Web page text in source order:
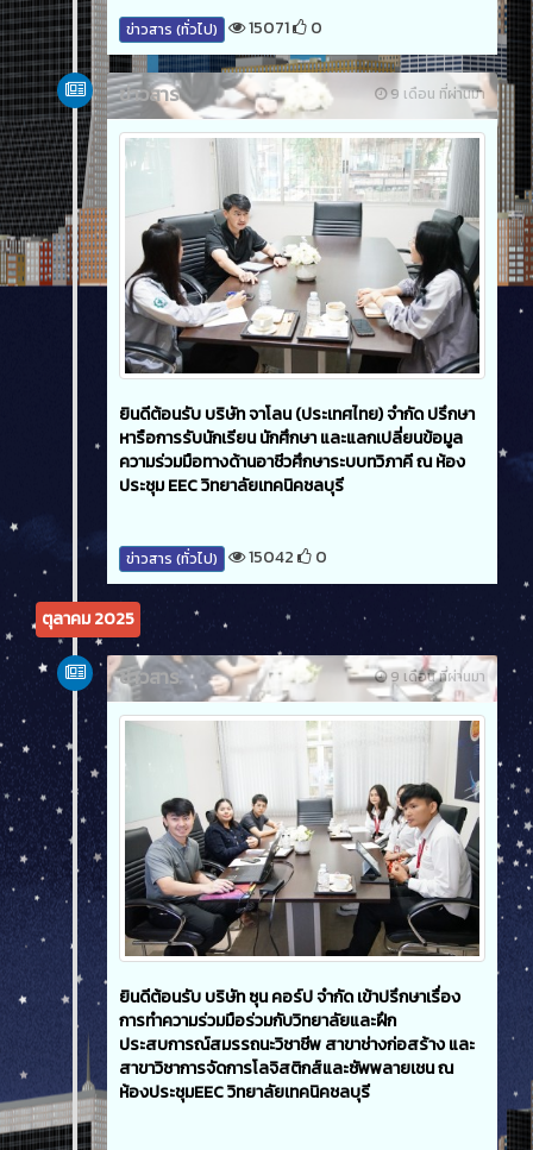
ข่าวสาร (ทั่วไป) 15071 0
9 เดือน ที่ผ่านมา
ข่าวสาร
ยินดีต้อนรับ บริษัท จาโลน (ประเทศไทย) จำกัด ปรึกษา
หารือการรับนักเรียน นักศึกษา และแลกเปลี่ยนข้อมูล
ความร่วมมือทางด้านอาชีวศึกษาระบบทวิภาคี ณ ห้อง
ประชุม EEC วิทยาลัยเทคนิคชลบุรี
ข่าวสาร (ทั่วไป) 15042 0
ตุลาคม 2025
9 เดือน ที่ผ่านมา
ข่าวสาร
ยินดีต้อนรับ บริษัท ซุน คอร์ป จำกัด เข้าปรึกษาเรื่อง
การทำความร่วมมือร่วมกับวิทยาลัยและฝึก
ประสบการณ์สมรรถนะวิชาชีพ สาขาช่างก่อสร้าง และ
สาขาวิชาการจัดการโลจิสติกส์และซัพพลายเชน ณ
ห้องประชุมEEC วิทยาลัยเทคนิคชลบุรี